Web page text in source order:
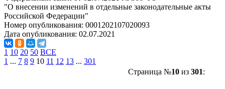
"О внесении изменений в отдельные законодательные акты
Российской Федерации"
Номер опубликования: 0001202107020093
Дата опубликования: 02.07.2021
1 10 20 50 ВСЕ
1 ... 7 8 9 10 11 12 13 ... 301
Страница №10из 301: